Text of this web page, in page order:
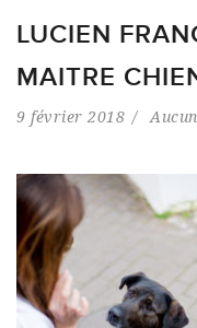
LUCIEN
MAITRE
9 février 2018